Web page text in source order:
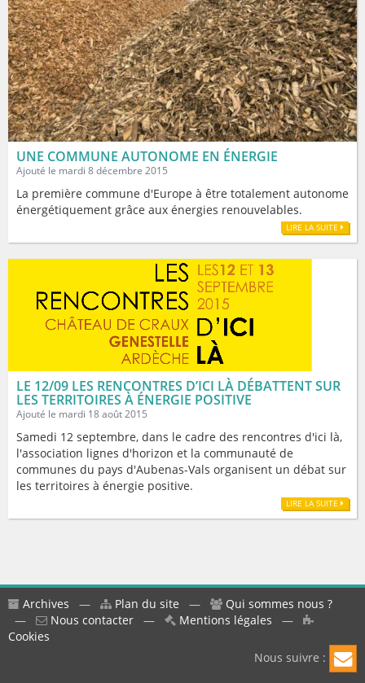
UNE COMMUNE AUTONOME EN ÉNERGIE
Ajouté le mardi 8 décembre 2015
La première commune d'Europe à être totalement autonome
énergétiquement grâce aux énergies renouvelables.
LIRE LA SUITE
LE 12/09 LES RENCONTRES D’ICI LÀ DÉBATTENT SUR
LES TERRITOIRES À ÉNERGIE POSITIVE
Ajouté le mardi 18 août 2015
Samedi 12 septembre, dans le cadre des rencontres d'ici là,
l'association lignes d'horizon et la communauté de
communes du pays d'Aubenas-Vals organisent un débat sur
les territoires à énergie positive.
LIRE LA SUITE
Archives — Plan du site —
Qui sommes nous ?
—
Nous contacter — Mentions légales —
Cookies
Nous suivre :